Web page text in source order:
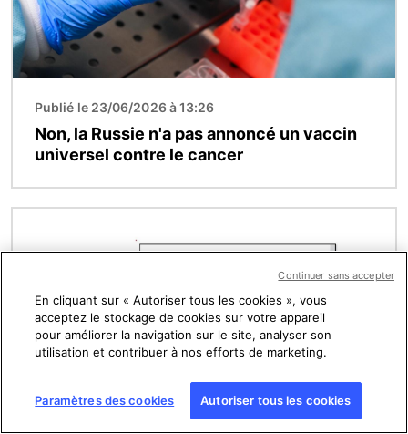
Publié le 23/06/2026 à 13:26
Non, la Russie n'a pas annoncé un vaccin
universel contre le cancer
Publié le 27/05/2026 à 13:22
En cliquant sur « Autoriser tous les cookies », vous
acceptez le stockage de cookies sur votre appareil
pour améliorer la navigation sur le site, analyser son
utilisation et contribuer à nos efforts de marketing.
Paramètres des cookies Autoriser tous les cookies
Continuer sans accepter